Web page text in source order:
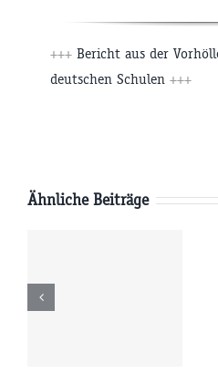
+++ Bericht aus der
deutschen Schulen +++
Ähnliche Beiträge